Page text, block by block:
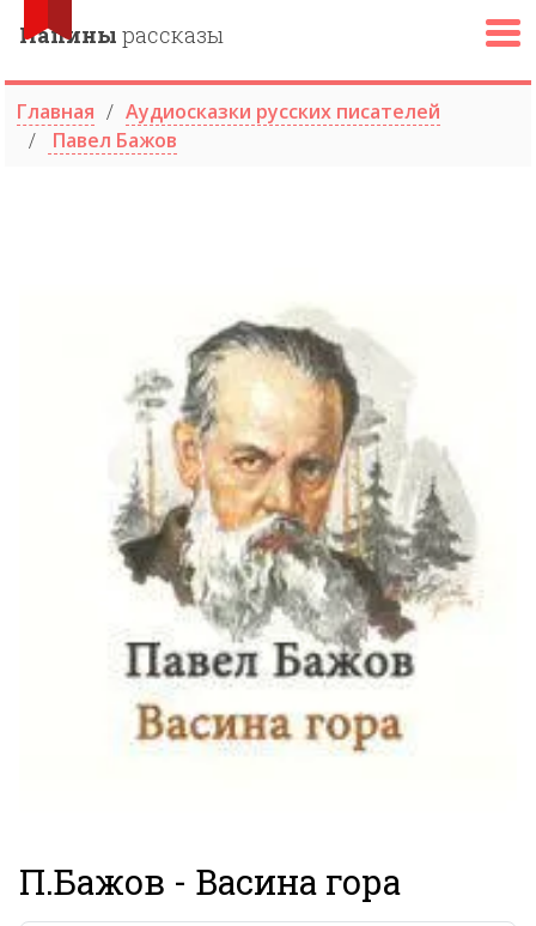
Папины рассказы
Главная
Аудиосказки русских писателей
Павел Бажов
П.Бажов - Васина гора